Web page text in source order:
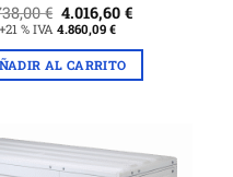
€ El
precio
original
era:
5.738,00 €.
4.016,60€El
es:
+21 % IVA 4.860,09 €
AL CARRITO